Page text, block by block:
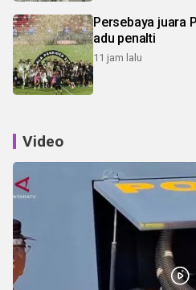
Persebaya juara
adu penalti
11 jam lalu
Video